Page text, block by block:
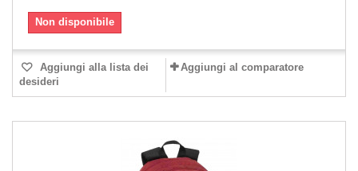
Non disponibile
Aggiungi alla lista dei
desideri
Aggiungi al comparatore